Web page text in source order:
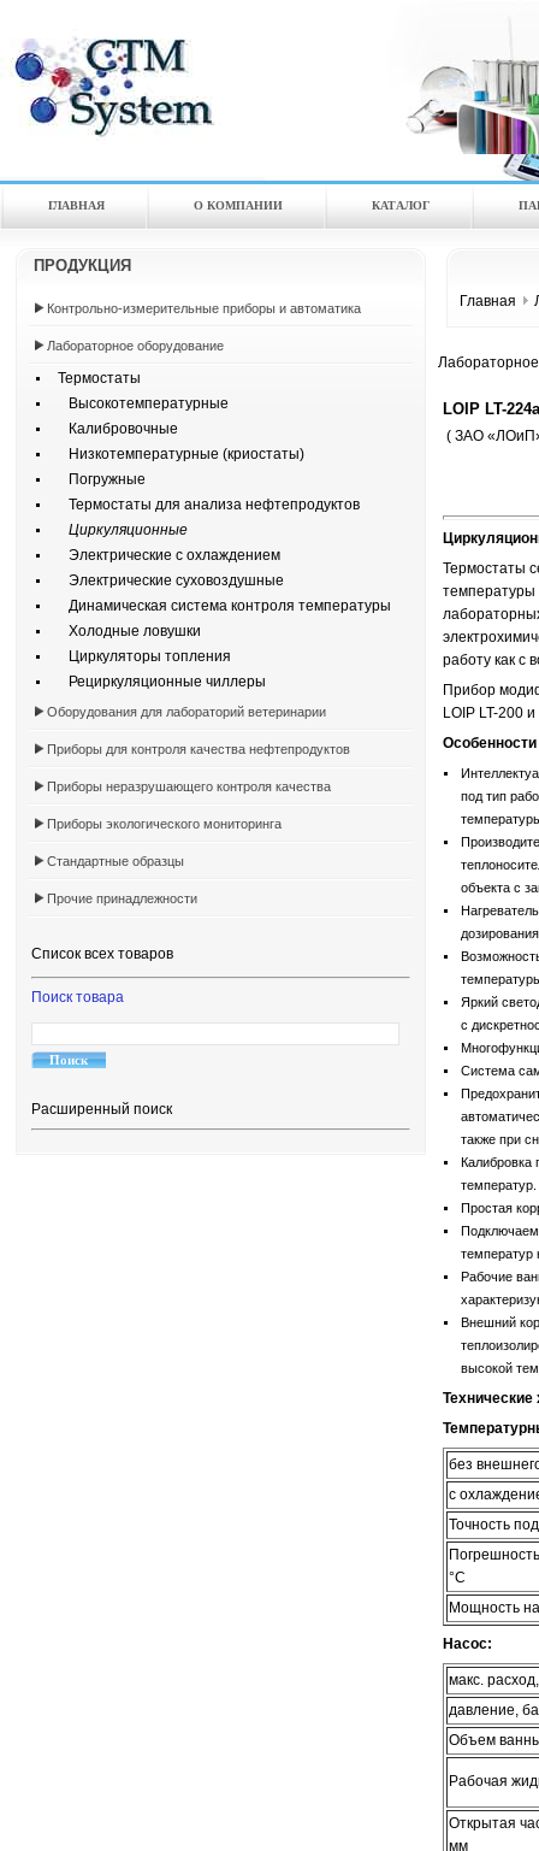
ГЛАВНАЯ О КОМПАНИИ КАТАЛOГ
ПРОДУКЦИЯ
Контрольно-измерительные приборы и автоматика
Лабораторное оборудование
Термостаты
Высокотемпературные
Калибровочные
Низкотемпературные (криостаты)
Погружные
Термостаты для анализа нефтепродуктов
Циркуляционные
Электрические с охлаждением
Электрические суховоздушные
Динамическая система контроля температуры
Холодные ловушки
Циркуляторы топления
Рециркуляционные чиллеры
Оборудования для лабораторий ветеринарии
Приборы для контроля качества нефтепродуктов
Приборы неразрушающего контроля качества
Приборы экологического мониторинга
Стандартные образцы
Прочие принадлежности
Список всех товаров
Поиск товара
Расширенный поиск
Главная
LOIP LT-224a
( ЗАО
Термостаты
температуры
работу как с
Прибор
LOIP LT-200
Особенности
под тип
объекта с
Яркий
с
Система
также при
Калибровка
температур.
Простая
температур
Рабочие
Внешний
высокой
Технические
без
с
Точность
°С
Мощность
Насос:
макс.
давление,
Объем
Рабочая
Открытая
мм